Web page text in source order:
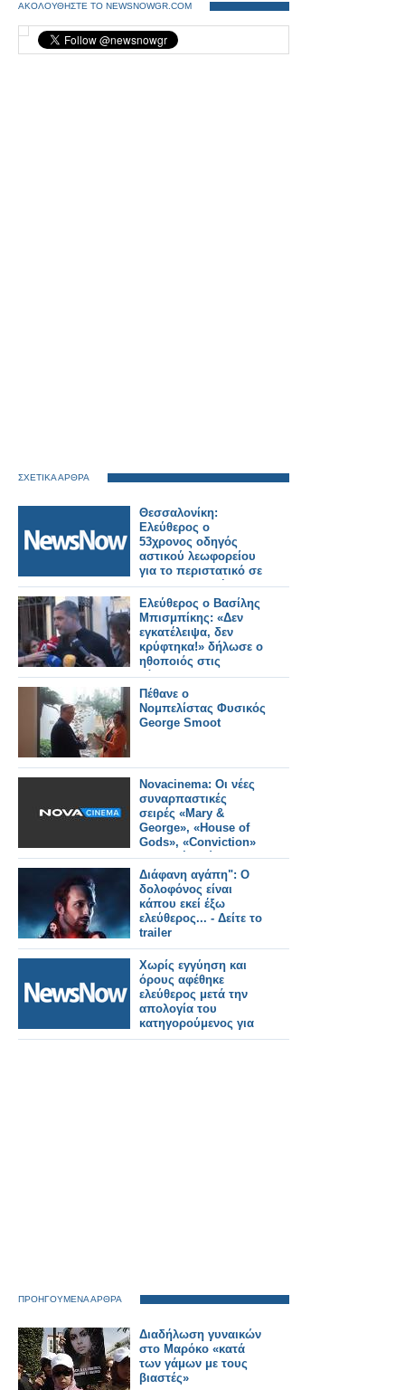
ΑΚΟΛΟΥΘΗΣΤΕ ΤΟ NEWSNOWGR.COM
ΣΧΕΤΙΚΑ ΑΡΘΡΑ
Θεσσαλονίκη:
Ελεύθερος ο
53χρονος οδηγός
αστικού λεωφορείου
για το περιστατικό σε
σιδηροδρομική
διάβαση –
Προκαταρκτική
έρευνα διέταξε η
εισαγγελέας
Ελεύθερος ο Βασίλης
Μπισμπίκης: «Δεν
εγκατέλειψα, δεν
κρύφτηκα!» δήλωσε ο
ηθοποιός στις
κάμερες
Πέθανε ο
Νομπελίστας Φυσικός
George Smoot
Novacinema: Οι νέες
συναρπαστικές
σειρές «Mary &
George», «House of
Gods», «Conviction»
και οι νέοι κύκλοι
«Law & Order», «Alert:
Missing Persons
Unit», «Alex Rider»
έρχονται να
καθηλώσουν!
Διάφανη αγάπη": Ο
δολοφόνος είναι
κάπου εκεί έξω
ελεύθερος... - Δείτε το
trailer
Χωρίς εγγύηση και
όρους αφέθηκε
ελεύθερος μετά την
απολογία του
κατηγορούμενος για
την 717
ΠΡΟΗΓΟΥΜΕΝΑ ΑΡΘΡΑ
Διαδήλωση γυναικών
στο Μαρόκο «κατά
των γάμων με τους
βιαστές»